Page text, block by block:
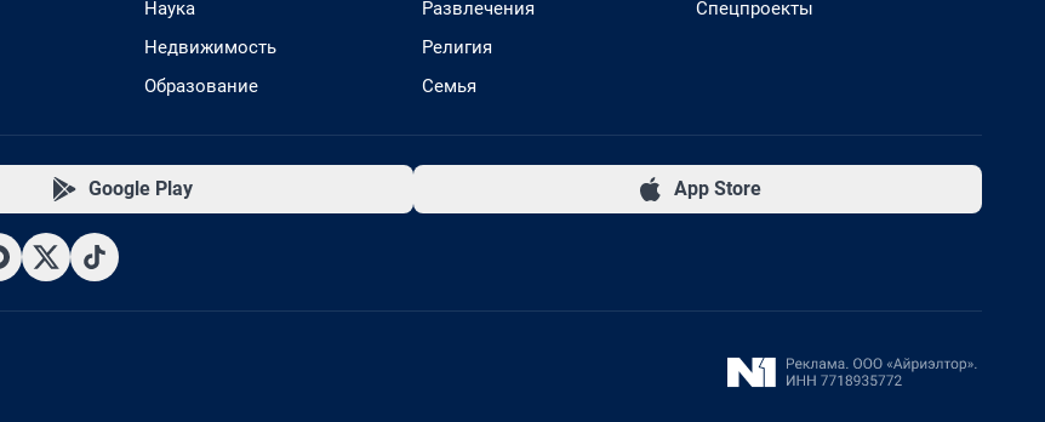
Наука
Недвижимость
Образование
Развлечения
Религия
Семья
Спецпроекты
Google Play App Store